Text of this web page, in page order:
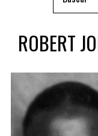
ROBERT